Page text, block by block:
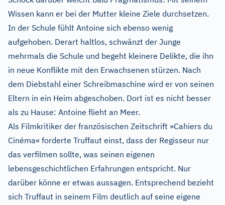
Wissen kann er bei der Mutter kleine Ziele durchsetzen.
In der Schule fühlt Antoine sich ebenso wenig
aufgehoben. Derart haltlos, schwänzt der Junge
mehrmals die Schule und begeht kleinere Delikte, die ihn
in neue Konflikte mit den Erwachsenen stürzen. Nach
dem Diebstahl einer Schreibmaschine wird er von seinen
Eltern in ein Heim abgeschoben. Dort ist es nicht besser
als zu Hause: Antoine flieht an Meer.
Als Filmkritiker der französischen Zeitschrift »Cahiers du
Cinéma« forderte Truffaut einst, dass der Regisseur nur
das verfilmen sollte, was seinen eigenen
lebensgeschichtlichen Erfahrungen entspricht. Nur
darüber könne er etwas aussagen. Entsprechend bezieht
sich Truffaut in seinem Film deutlich auf seine eigene